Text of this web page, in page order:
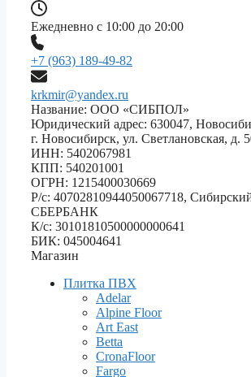
Ежедневно с 10:00 до 20:00
+7 (963) 189-49-82
krkmir@yandex.ru
Название: ООО «СИБПОЛ»
Юридический адрес: 630047,
г. Новосибирск, ул. Светлановская, д.
ИНН: 5402067981
КПП: 540201001
ОГРН: 1215400030669
Р/с: 40702810944050067718,
СБЕРБАНК
К/с: 30101810500000000641
БИК: 045004641
Магазин
Плитка ПВХ
Adelar
Alpine Floor
Art East
Betta
CronaFloor
Fargo